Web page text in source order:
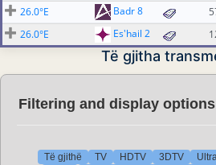
26.0°E
Badr 8
26.0°E
Es'hail 2
Të gjitha
Filtering and display options
Të gjithë TV HDTV 3DTV